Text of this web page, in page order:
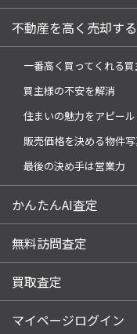
不動産を高く売却す
一番高く買ってくれる
買主様の不安を解消
住まいの魅力をアピール
販売価格を決める物件
最後の決め手は営業力
かんたんAI査定
無料訪問査定
買取査定
マイページログイン